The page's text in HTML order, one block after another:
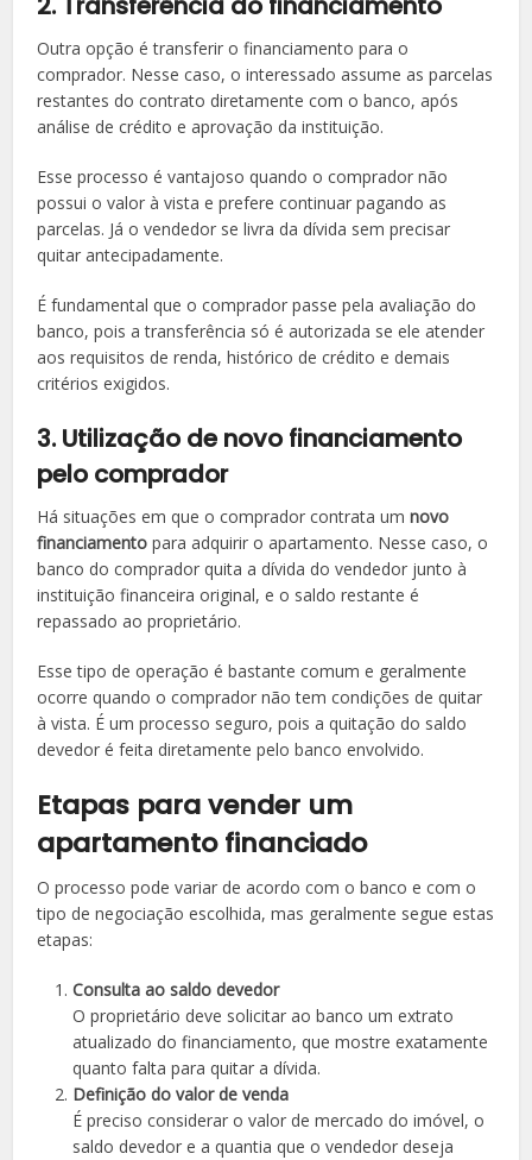
Outra opção é transferir o financiamento para o
comprador. Nesse caso, o interessado assume as parcelas
restantes do contrato diretamente com o banco, após
análise de crédito e aprovação da instituição.
Esse processo é vantajoso quando o comprador não
possui o valor à vista e prefere continuar pagando as
parcelas. Já o vendedor se livra da dívida sem precisar
quitar antecipadamente.
É fundamental que o comprador passe pela avaliação do
banco, pois a transferência só é autorizada se ele atender
aos requisitos de renda, histórico de crédito e demais
critérios exigidos.
3. Utilização de novo financiamento
pelo comprador
Há situações em que o comprador contrata umnovo
financiamento para adquirir o apartamento. Nesse caso, o
banco do comprador quita a dívida do vendedor junto à
instituição financeira original, e o saldo restante é
repassado ao proprietário.
Esse tipo de operação é bastante comum e geralmente
ocorre quando o comprador não tem condições de quitar
à vista. É um processo seguro, pois a quitação do saldo
devedor é feita diretamente pelo banco envolvido.
Etapas para vender um
apartamento financiado
O processo pode variar de acordo com o banco e com o
tipo de negociação escolhida, mas geralmente segue estas
etapas:
Consulta ao saldo devedor
O proprietário deve solicitar ao banco um extrato
atualizado do financiamento, que mostre exatamente
quanto falta para quitar a dívida.
Definição do valor de venda
É preciso considerar o valor de mercado do imóvel, o
saldo devedor e a quantia que o vendedor deseja